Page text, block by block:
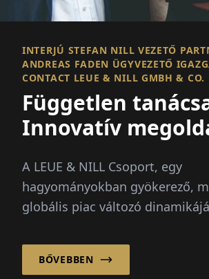
INTERJÚ STEFAN NILL VEZETŐ
ANDREAS FADEN ÜGYVEZETŐ
CONTACT LEUE & NILL GMBH & CO.
Független
Innovatív
A LEUE & NILL Csoport, egy
hagyományokban gyökerező,
globális piac változó
partnerként tűnik ki ügyfelei
erős márkákkal is aktívan jelen
BŐVEBBEN